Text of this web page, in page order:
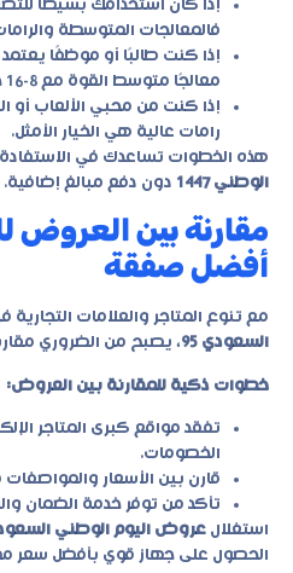
إذا كان استخدامك بسيطًا
فالمعالجات المتوسطة
إذا كنت طالبًا أو موظفًا
معالجًا متوسط القوة مع 8-16 جيجابايت رام.
إذا كنت من محبي الألعاب أو
رامات عالية هي الخيار الأمثل.
هذه الخطوات تساعدك في
الوطني 1447
دون دفع مبالغ إضافية.
مقارنة بين العروض
أفضل صفقة
مع تنوع المتاجر والعلامات
السعودي 95
، يصبح من الضروري
خطوات ذكية للمقارنة بين العروض:
تفقد مواقع كبرى المتاجر
الخصومات.
قارن بين الأسعار
تأكد من توفر خدمة الضمان
استغلال عروض اليوم الوطني
الحصول على جهاز قوي بأفضل سعر